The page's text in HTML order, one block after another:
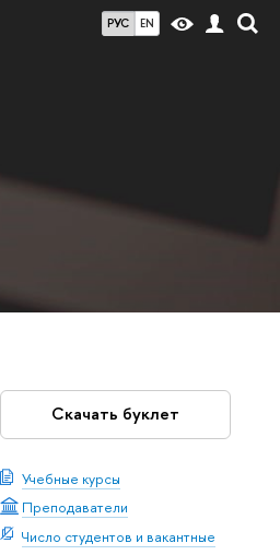
РУС EN
Скачать буклет
Учебные курсы
Преподаватели
Число студентов и вакантные